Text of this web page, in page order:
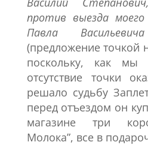
против выезда
Павла
(предложение точкой
поскольку, как мы
отсутствие точки
решало судьбу
перед отъездом он
магазине три
Молока”, все в